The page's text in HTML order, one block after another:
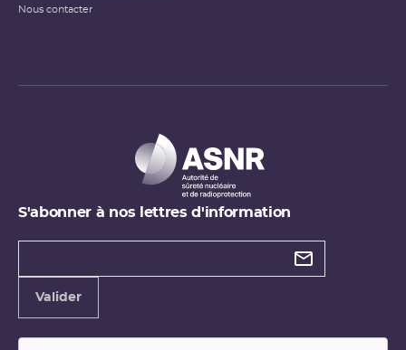
Nous contacter
S'abonner à nos lettres d'information
Types de
Valider